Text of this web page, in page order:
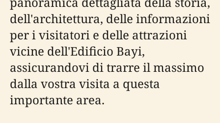
dell'architettura, delle informazioni
per i visitatori e delle attrazioni
vicine dell'Edificio Bayi,
assicurandovi di trarre il massimo
dalla vostra visita a questa
importante area.